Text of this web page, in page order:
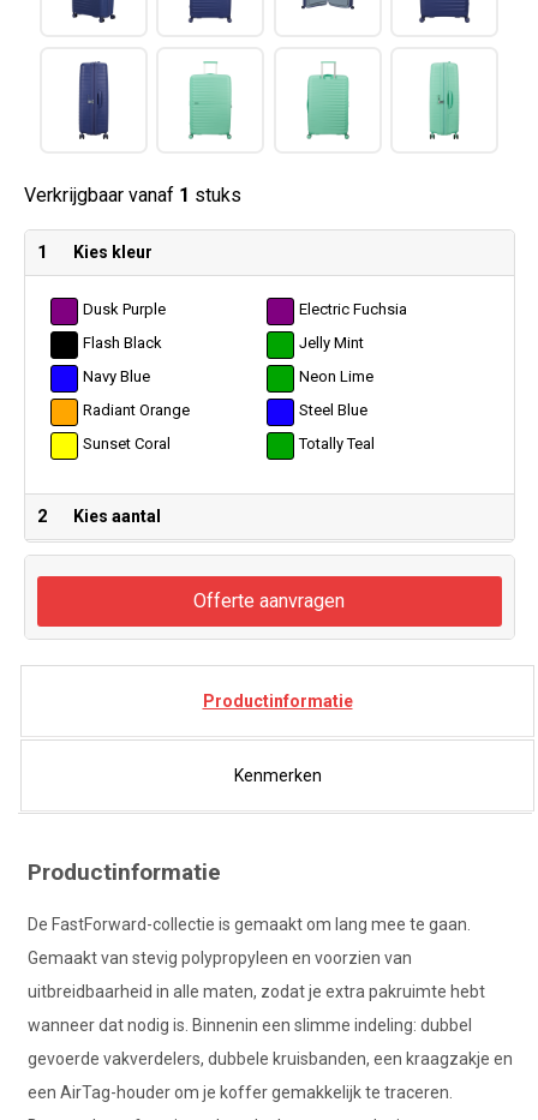
Verkrijgbaar vanaf 1 stuks
1 Kies kleur
Dusk Purple
Electric Fuchsia
Flash Black
Jelly Mint
Navy Blue
Neon Lime
Radiant Orange
Steel Blue
Sunset Coral
Totally Teal
2 Kies aantal
Offerte aanvragen
Productinformatie
Kenmerken
Productinformatie
De FastForward-collectie is gemaakt om lang mee te gaan.
Gemaakt van stevig polypropyleen en voorzien van
uitbreidbaarheid in alle maten, zodat je extra pakruimte hebt
wanneer dat nodig is. Binnenin een slimme indeling: dubbel
gevoerde vakverdelers, dubbele kruisbanden, een kraagzakje en
een AirTag-houder om je koffer gemakkelijk te traceren.